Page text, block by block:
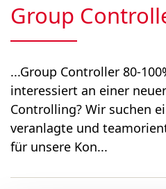
Group
...Group Controller 80-
interessiert an einer
Controlling? Wir suchen
veranlagte und
für unsere Kon...